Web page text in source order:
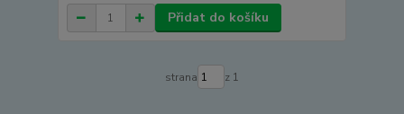
Přidat do košíku
strana z 1